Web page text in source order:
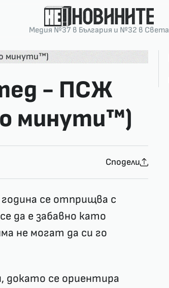
Медия №37 в България и №32 в Света
- ПСЖ
минути™)
Сподели
се отприщва с
да е забавно като
не могат да си го
се ориентира